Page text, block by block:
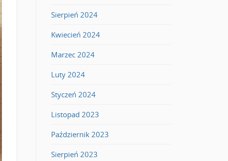
Sierpień 2024
Kwiecień 2024
Marzec 2024
Luty 2024
Styczeń 2024
Listopad 2023
Październik 2023
Sierpień 2023